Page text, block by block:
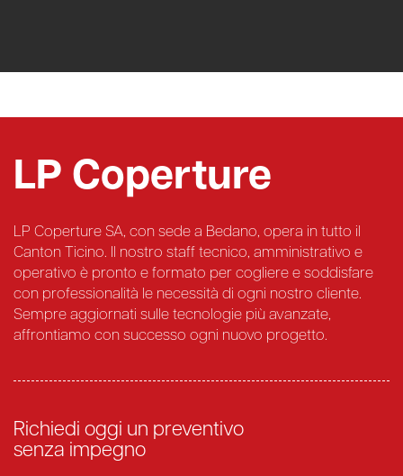
LP Coperture
LP Coperture SA, con sede a Bedano, opera in tutto il
Canton Ticino. Il nostro staff tecnico, amministrativo e
operativo è pronto e formato per cogliere e soddisfare
con professionalità le necessità di ogni nostro cliente.
Sempre aggiornati sulle tecnologie più avanzate,
affrontiamo con successo ogni nuovo progetto.
Richiedi oggi un preventivo
senza impegno